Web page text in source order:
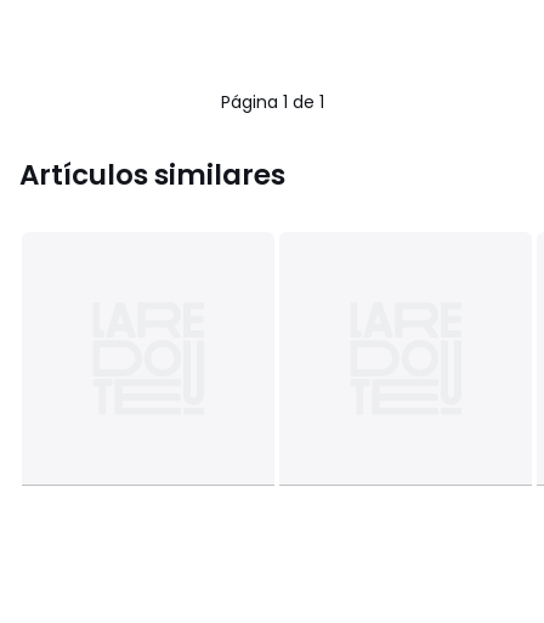
Página 1 de 1
Artículos similares